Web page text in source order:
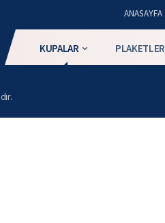
ANASAYFA
KUPALAR PLAKETLER